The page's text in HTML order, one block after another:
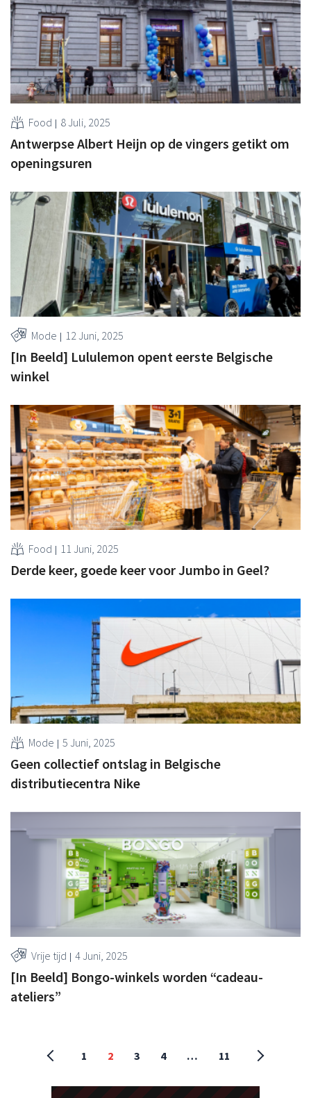
Food 8 Juli, 2025
Antwerpse Albert Heijn op de vingers getikt om
openingsuren
Mode 12 Juni, 2025
[In Beeld] Lululemon opent eerste Belgische
winkel
Food 11 Juni, 2025
Derde keer, goede keer voor Jumbo in Geel?
Mode 5 Juni, 2025
Geen collectief ontslag in Belgische
distributiecentra Nike
Vrije tijd 4 Juni, 2025
[In Beeld] Bongo-winkels worden “cadeau-
ateliers”
1 2 3 4 … 11